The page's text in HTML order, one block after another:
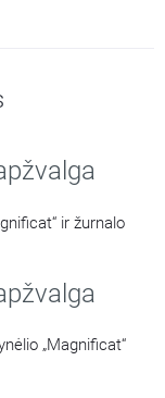
ir žurnalo
„Magnificat“